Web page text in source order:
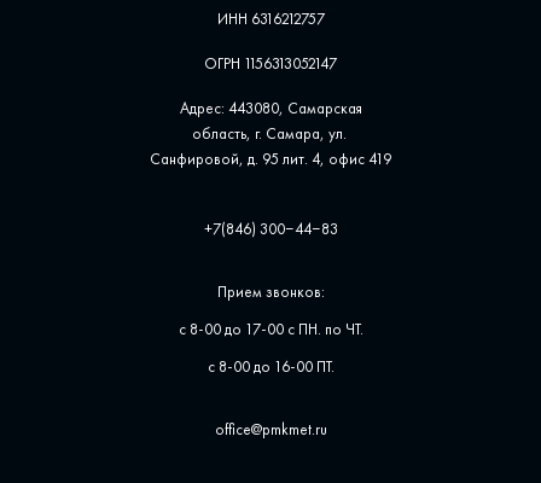
ИНН 6316212757
ОГРН 1156313052147
Адрес: 443080, Самарская
область, г. Самара, ул. ​
Санфировой, д. 95 лит. 4, офис ​419
+7(846) 300‒44‒83
Прием звонков:
с 8-00 до 17-00 с ПН. по ЧТ.
с 8-00 до 16-00 ПТ.
office@pmkmet.ru